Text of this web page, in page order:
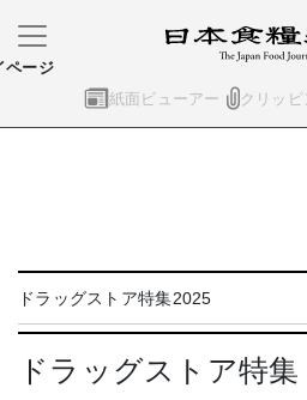
紙面ビューアー クリッピ
ページ
ドラッグストア特集2025
ドラッグストア特